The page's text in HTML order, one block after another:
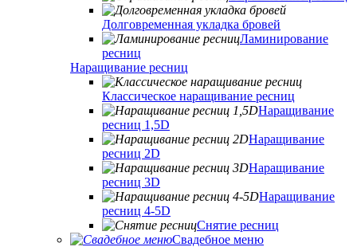
Долговременная укладка бровей
Ламинирование
ресниц
Наращивание ресниц
Классическое наращивание ресниц
Наращивание
ресниц 1,5D
Наращивание
ресниц 2D
Наращивание
ресниц 3D
Наращивание
ресниц 4-5D
Снятие ресниц
Свадебное меню